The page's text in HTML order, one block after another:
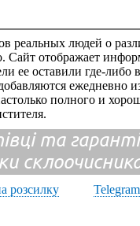
реальных людей о
Сайт отображает
ее оставили где-либо
ежедневно
полного и
та
розсилку
Telegram